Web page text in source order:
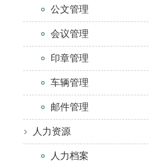
公文管理
会议管理
印章管理
车辆管理
邮件管理
人力资源
人力档案